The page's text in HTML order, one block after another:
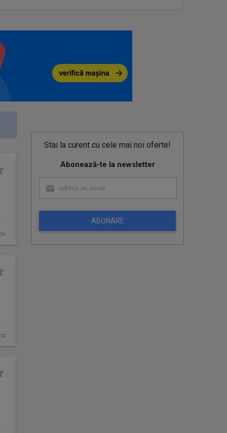
Stai la curent cu cele mai noi oferte!
Abonează-te la newsletter
ABONARE